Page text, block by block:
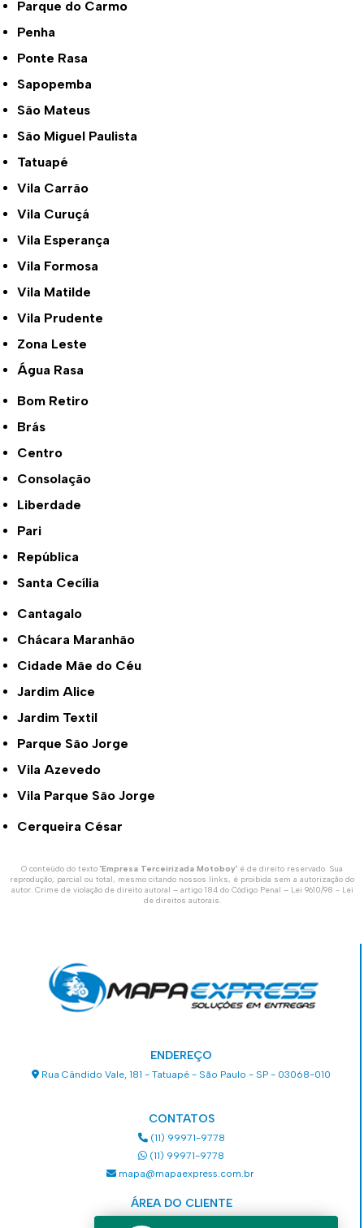
Parque do Carmo
Penha
Ponte Rasa
Sapopemba
São Mateus
São Miguel Paulista
Tatuapé
Vila Carrão
Vila Curuçá
Vila Esperança
Vila Formosa
Vila Matilde
Vila Prudente
Zona Leste
Água Rasa
Bom Retiro
Brás
Centro
Consolação
Liberdade
Pari
República
Santa Cecília
Cantagalo
Chácara Maranhão
Cidade Mãe do Céu
Jardim Alice
Jardim Textil
Parque São Jorge
Vila Azevedo
Vila Parque São Jorge
Cerqueira César
O conteúdo do texto "Empresa Terceirizada Motoboy" é de direito reservado. Sua
reprodução, parcial ou total, mesmo citando nossos links, é proibida sem a autorização do
autor. Crime de violação de direito autoral – artigo 184 do Código Penal – Lei 9610/98 - Lei
de direitos autorais.
ENDEREÇO
Rua Cândido Vale, 181 - Tatuapé - São Paulo - SP - 03068-010
CONTATOS
(11) 99971-9778
(11) 99971-9778
mapa@mapaexpress.com.br
ÁREA DO CLIENTE